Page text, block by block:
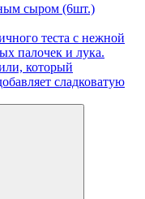
сыром (6шт.)
теста с нежной
палочек и лука.
который
сладковатую